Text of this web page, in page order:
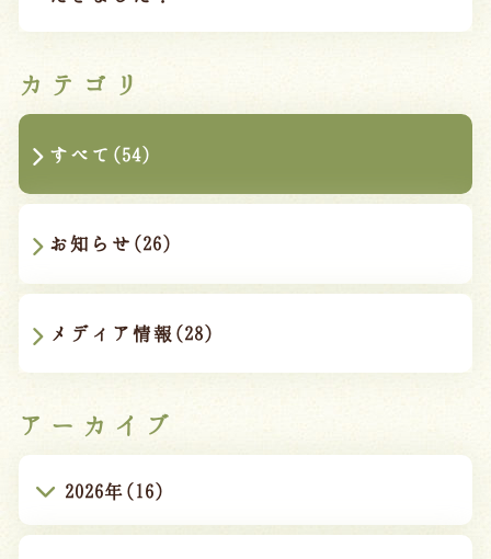
カテゴリ
すべて(54)
お知らせ(26)
メディア情報(28)
アーカイブ
2026年(16)